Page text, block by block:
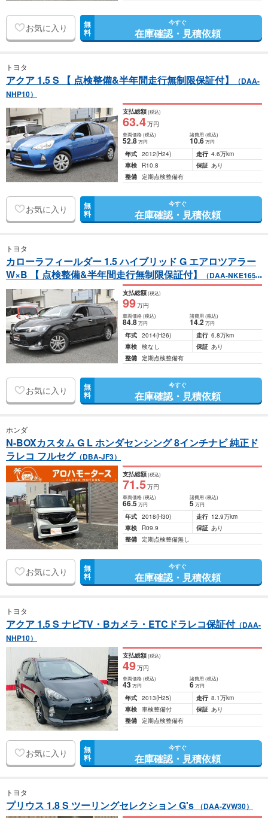
お気に入り 無
料
今すぐ
在庫確認・見積依頼
トヨタ
アクア 1.5 S 【 点検整備&半年間走行無制限保証付】
（DAA-
NHP10）
支払総額(税込)
63.4万円
車両価格(税込)
52.8万円
諸費用 (税込)
10.6 万円
年式 2012(H24) 走行 4.6万km
車検
R10.8 保証 あり
整備 定期点検整備有
お気に入り 無
料
今すぐ
在庫確認・見積依頼
トヨタ
カローラフィールダー 1.5 ハイブリッド G エアロツアラー
W×B 【 点検整備&半年間走行無制限保証付】
（DAA-NKE165
G）
支払総額(税込)
99万円
車両価格(税込)
84.8万円
諸費用 (税込)
14.2 万円
年式 2014(H26) 走行 6.8万km
車検 検なし 保証 あり
整備 定期点検整備有
お気に入り 無
料
今すぐ
在庫確認・見積依頼
ホンダ
N-BOXカスタム G L ホンダセンシング 8インチナビ 純正ド
ラレコ フルセグ（DBA-JF3）
支払総額(税込)
71.5万円
車両価格(税込)
66.5万円
諸費用 (税込)
5 万円
年式 2018(H30) 走行 12.9万km
車検
R09.9 保証 あり
整備 定期点検整備無し
お気に入り 無
料
今すぐ
在庫確認・見積依頼
トヨタ
アクア 1.5 S ナビTV・Bカメラ・ETCドラレコ保証付（DAA-
NHP10）
支払総額(税込)
49万円
車両価格(税込)
43万円
諸費用 (税込)
6 万円
年式 2013(H25) 走行 8.1万km
車検 車検整備付 保証 あり
整備 定期点検整備有
お気に入り 無
料
今すぐ
在庫確認・見積依頼
トヨタ
プリウス 1.8 S ツーリングセレクション G's （DAA-ZVW30）